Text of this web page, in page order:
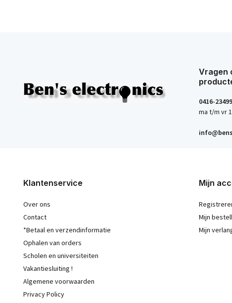
Vragen
0416-
ma t/m vr
Klantenservice
Over ons
Contact
*Betaal en verzendinformatie
Ophalen van orders
Scholen en universiteiten
Vakantiesluiting !
Algemene voorwaarden
Privacy Policy
Mijn
Mijn
Mijn